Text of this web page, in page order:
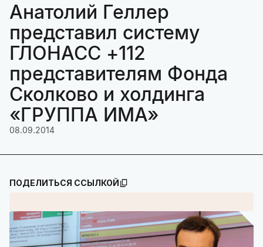
Анатолий Геллер
представил систему
ГЛОНАСС +112
представителям Фонда
Сколково и холдинга
«ГРУППА ИМА»
08.09.2014
ПОДЕЛИТЬСЯ ССЫЛКОЙ